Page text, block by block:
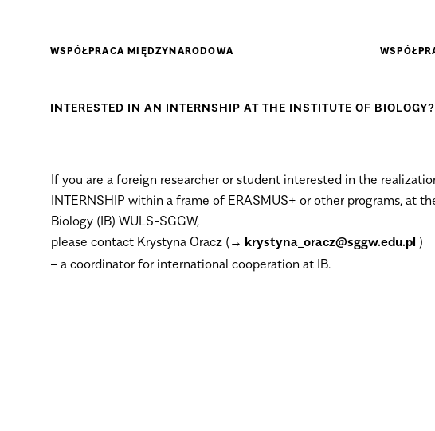
WSPÓŁPRACA MIĘDZYNARODOWA
INTERESTED IN AN INTERNSHIP AT THE INSTITUTE OF BIOLOGY?
If you are a foreign researcher or student interested in the
INTERNSHIP within a frame of ERASMUS+ or other programs, at
Biology (IB) WULS-SGGW,
please contact Krystyna Oracz (
krystyna_oracz@sggw.edu.pl )
– a coordinator for international cooperation at IB.